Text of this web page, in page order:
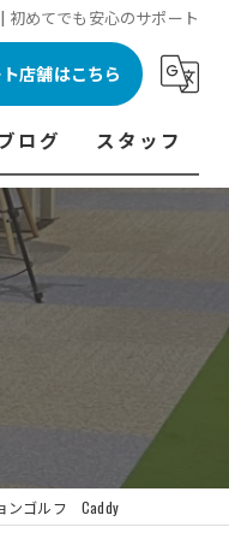
初めてでも安心のサポート
店舗はこちら
覧
様の声
打会参加者の声
ログ
コラム
スタッフ
ンゴルフ Caddy